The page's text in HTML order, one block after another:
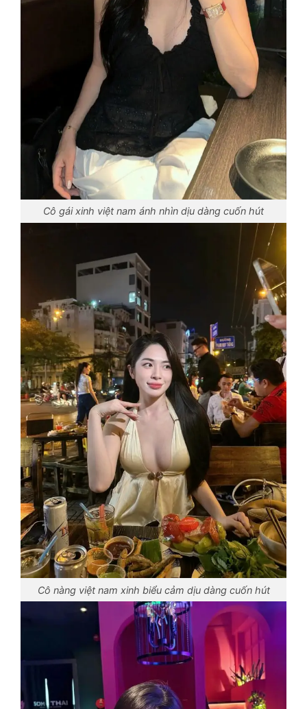
Cô gái xinh việt nam ánh nhìn dịu dàng cuốn hút
Cô nàng việt nam xinh biểu cảm dịu dàng cuốn hút